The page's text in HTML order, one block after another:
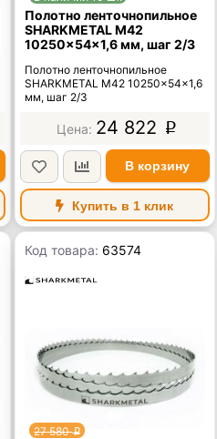
Полотно ленточнопильное
SHARKMETAL M42
10250×54×1,6 мм, шаг 2/3
Полотно ленточнопильное
SHARKMETAL M42 10250×54×1,6
мм, шаг 2/3
24 822 p
В корзину
Купить в 1 клик
Код товара: 63574
27 580p